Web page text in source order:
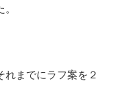
れまでにラフ案を２